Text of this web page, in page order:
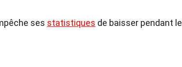
ses statistiques de baisser pendant le